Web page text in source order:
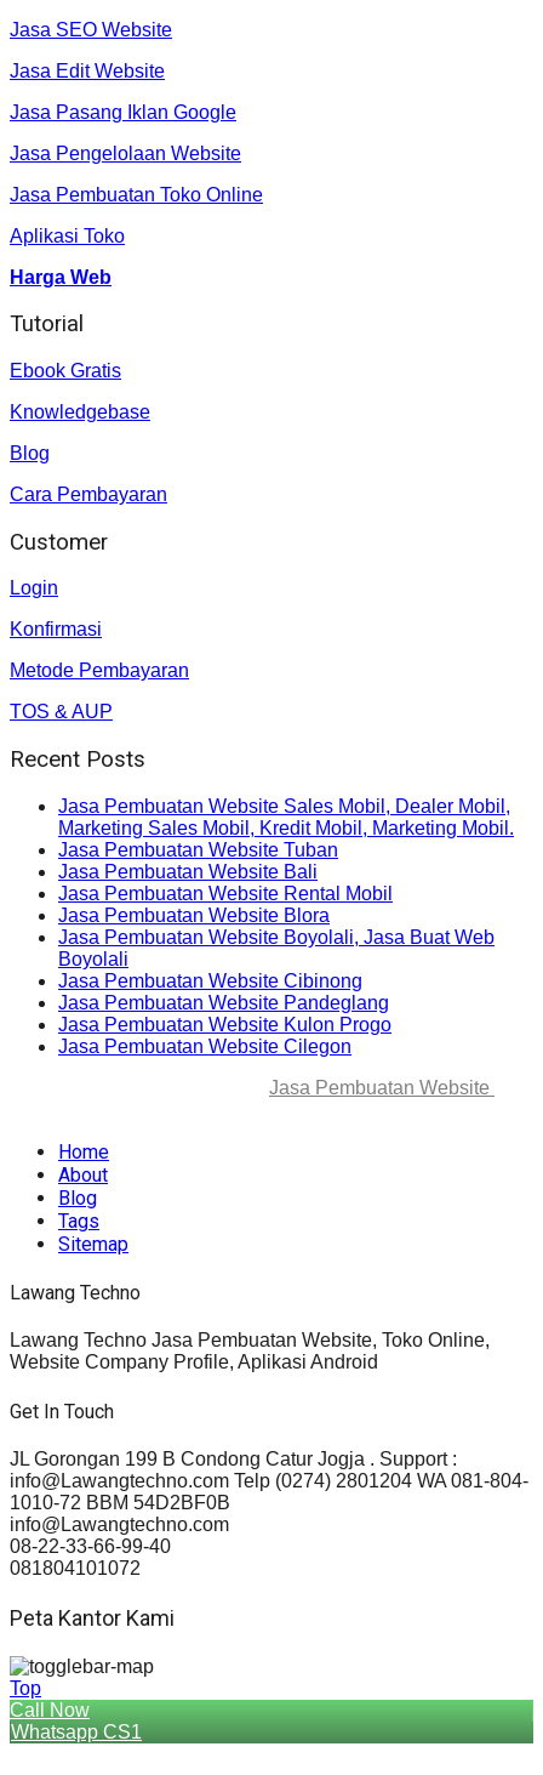
Jasa SEO Website
Jasa Edit Website
Jasa Pasang Iklan Google
Jasa Pengelolaan Website
Jasa Pembuatan Toko Online
Aplikasi Toko
Harga Web
Tutorial
Ebook Gratis
Knowledgebase
Blog
Cara Pembayaran
Customer
Login
Konfirmasi
Metode Pembayaran
TOS & AUP
Recent Posts
Jasa Pembuatan Website Sales Mobil, Dealer Mobil,
Marketing Sales Mobil, Kredit Mobil, Marketing Mobil.
Jasa Pembuatan Website Tuban
Jasa Pembuatan Website Bali
Jasa Pembuatan Website Rental Mobil
Jasa Pembuatan Website Blora
Jasa Pembuatan Website Boyolali, Jasa Buat Web
Boyolali
Jasa Pembuatan Website Cibinong
Jasa Pembuatan Website Pandeglang
Jasa Pembuatan Website Kulon Progo
Jasa Pembuatan Website Cilegon
Jasa Pembuatan Website
Home
About
Blog
Tags
Sitemap
Lawang Techno
Lawang Techno Jasa Pembuatan Website, Toko Online,
Website Company Profile, Aplikasi Android
Get In Touch
JL Gorongan 199 B Condong Catur Jogja . Support :
info@Lawangtechno.com Telp (0274) 2801204 WA 081-804-
1010-72 BBM 54D2BF0B
info@Lawangtechno.com
08-22-33-66-99-40
081804101072
Peta Kantor Kami
Top
Call Now
Whatsapp CS1